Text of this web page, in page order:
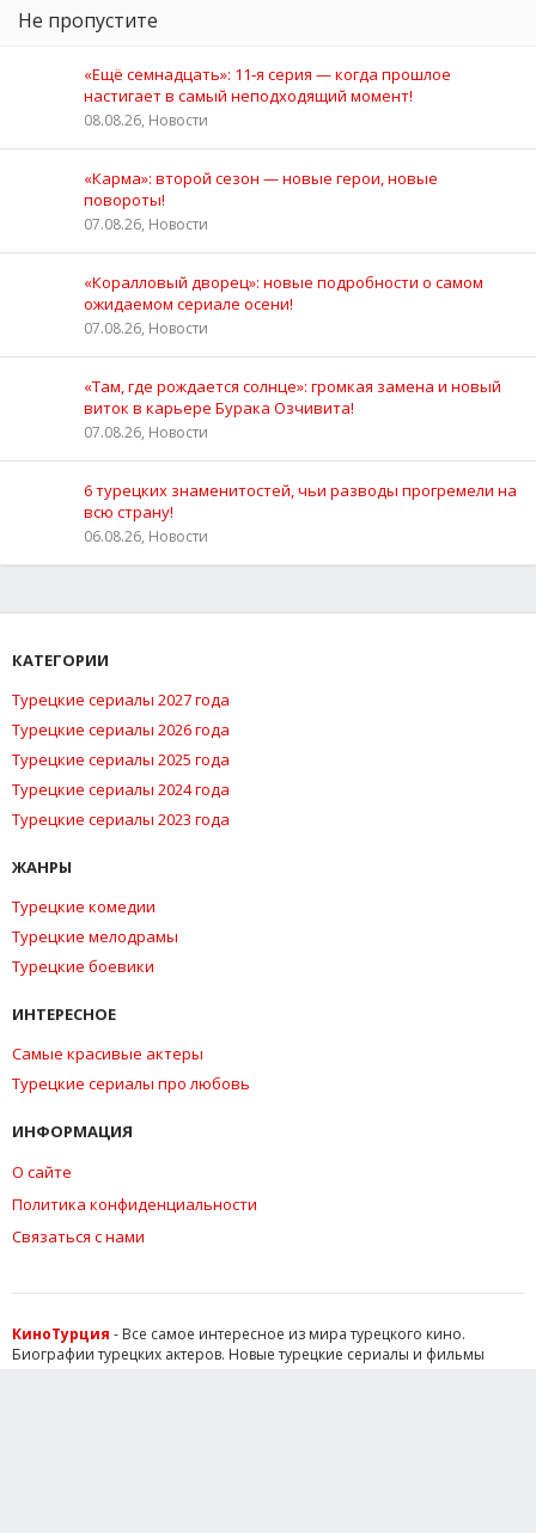
Не пропустите
«Ещё семнадцать»: 11‑я серия — когда прошлое
настигает в самый неподходящий момент!
08.08.26, Новости
«Карма»: второй сезон — новые герои, новые
повороты!
07.08.26, Новости
«Коралловый дворец»: новые подробности о самом
ожидаемом сериале осени!
07.08.26, Новости
«Там, где рождается солнце»: громкая замена и новый
виток в карьере Бурака Озчивита!
07.08.26, Новости
6 турецких знаменитостей, чьи разводы прогремели на
всю страну!
06.08.26, Новости
КАТЕГОРИИ
Турецкие сериалы 2027 года
Турецкие сериалы 2026 года
Турецкие сериалы 2025 года
Турецкие сериалы 2024 года
Турецкие сериалы 2023 года
ЖАНРЫ
Турецкие комедии
Турецкие мелодрамы
Турецкие боевики
ИНТЕРЕСНОЕ
Самые красивые актеры
Турецкие сериалы про любовь
ИНФОРМАЦИЯ
О сайте
Политика конфиденциальности
Связаться с нами
КиноТурция - Все самое интересное из мира турецкого кино.
Биографии турецких актеров. Новые турецкие сериалы и фильмы